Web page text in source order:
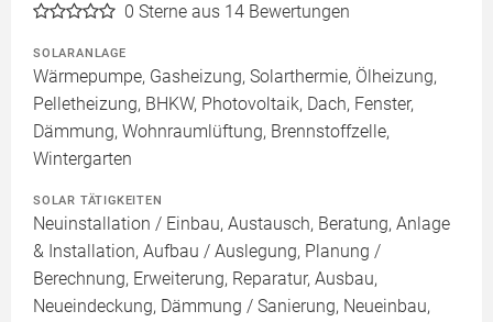
0 Sterne aus 14 Bewertungen
SOLARANLAGE
Wärmepumpe, Gasheizung, Solarthermie, Ölheizung,
Pelletheizung, BHKW, Photovoltaik, Dach, Fenster,
Dämmung, Wohnraumlüftung, Brennstoffzelle,
Wintergarten
SOLAR TÄTIGKEITEN
Neuinstallation / Einbau, Austausch, Beratung, Anlage
& Installation, Aufbau / Auslegung, Planung /
Berechnung, Erweiterung, Reparatur, Ausbau,
Neueindeckung, Dämmung / Sanierung, Neueinbau,